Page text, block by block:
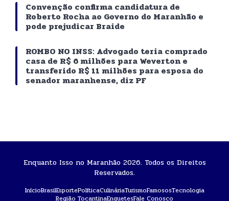
Convenção confirma candidatura de
Roberto Rocha ao Governo do Maranhão e
pode prejudicar Braide
ROMBO NO INSS: Advogado teria comprado
casa de R$ 6 milhões para Weverton e
transferido R$ 11 milhões para esposa do
senador maranhense, diz PF
Enquanto Isso no Maranhão 2026. Todos os Direitos
Reservados.
InícioBrasilEsportePolíticaCulináriaTurismoFamososTecnologia
Região TocantinaEnquetesFale Conosco